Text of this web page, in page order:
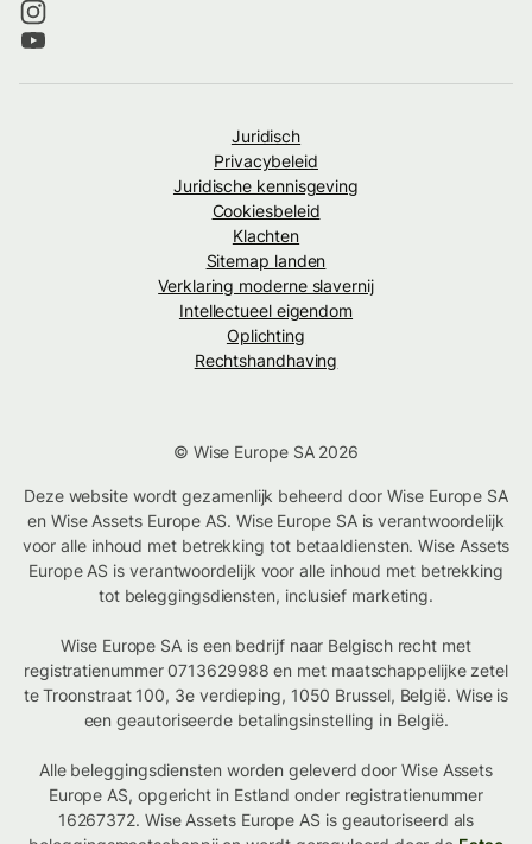
Juridisch
Privacybeleid
Juridische kennisgeving
Cookiesbeleid
Klachten
Sitemap landen
Verklaring moderne slavernij
Intellectueel eigendom
Oplichting
Rechtshandhaving
© Wise Europe SA 2026
Deze website wordt gezamenlijk beheerd door Wise Europe SA
en Wise Assets Europe AS. Wise Europe SA is verantwoordelijk
voor alle inhoud met betrekking tot betaaldiensten. Wise Assets
Europe AS is verantwoordelijk voor alle inhoud met betrekking
tot beleggingsdiensten, inclusief marketing.
Wise Europe SA is een bedrijf naar Belgisch recht met
registratienummer 0713629988 en met maatschappelijke zetel
te Troonstraat 100, 3e verdieping, 1050 Brussel, België. Wise is
een geautoriseerde betalingsinstelling in België.
Alle beleggingsdiensten worden geleverd door Wise Assets
Europe AS, opgericht in Estland onder registratienummer
16267372. Wise Assets Europe AS is geautoriseerd als